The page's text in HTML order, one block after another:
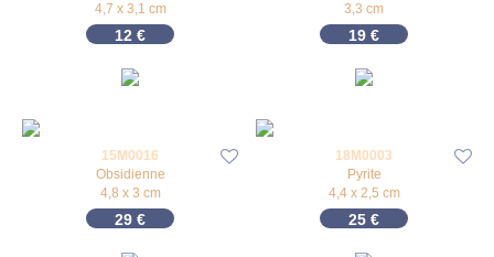
4,7 x 3,1 cm
12 €
3,3 cm
19 €
15M0016
Obsidienne
4,8 x 3 cm
29 €
18M0003
Pyrite
4,4 x 2,5 cm
25 €